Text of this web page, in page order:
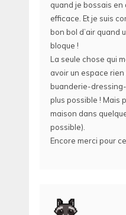
quand je bossais en
efficace. Et je suis
bon bol d’air quand
bloque !
La seule chose qui
avoir un espace rien
buanderie-dressing-
plus possible ! Mais
maison dans
possible).
Encore merci pour